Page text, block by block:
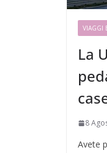
VIAGGI
La
8
Avete